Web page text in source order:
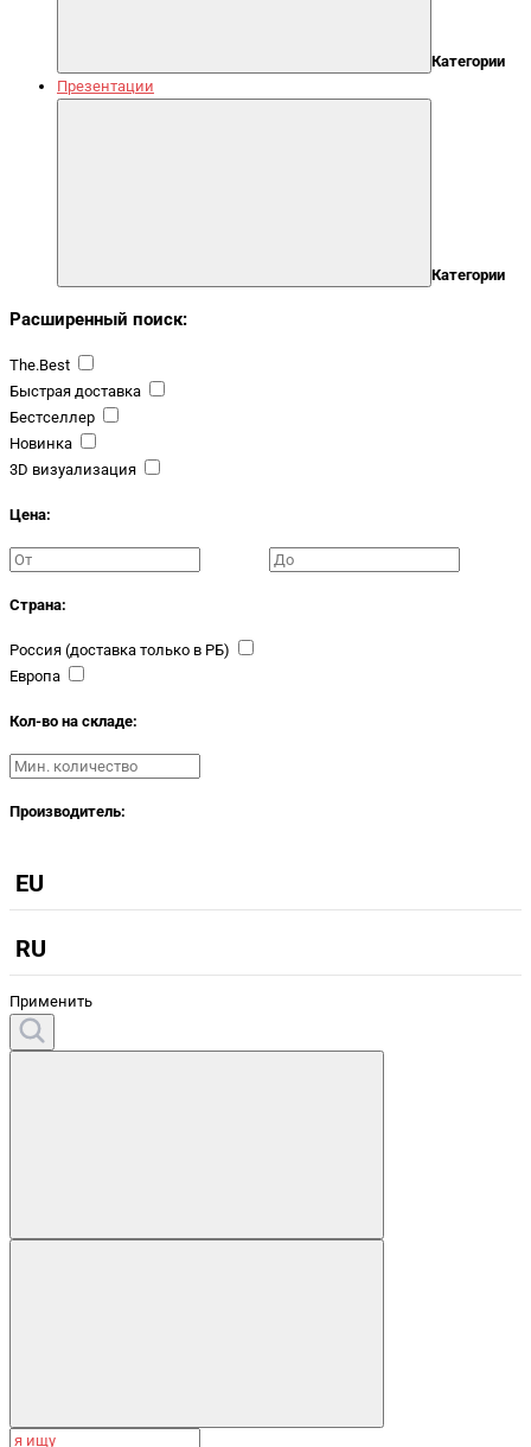
Категории
Презентации
Категории
Расширенный поиск:
The.Best
Быстрая доставка
Бестселлер
Новинка
3D визуализация
Цена:
Страна:
Россия (доставка только в РБ)
Европа
Кол-во на складе:
Производитель:
EU
RU
Применить